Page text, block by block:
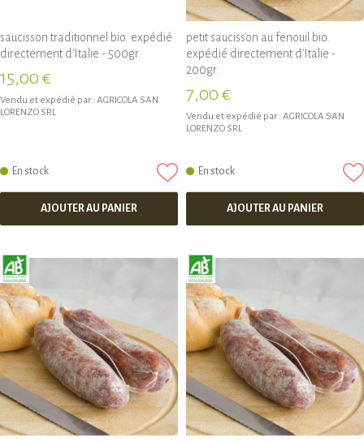
saucisson traditionnel bio. expédié
directement d'Italie - 500gr.
15,00 €
Vendu et expédié par : AGRICOLA SAN
LORENZO SRL
En stock
AJOUTER AU PANIER
petit saucisson au fenouil bio.
expédié directement d'Italie -
200gr.
7,00 €
Vendu et expédié par : AGRICOLA SAN
LORENZO SRL
En stock
AJOUTER AU PANIER